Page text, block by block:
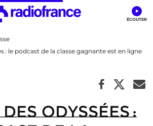
Contenu
: le podcast de la classe gagnante est en ligne
des Odyssées :